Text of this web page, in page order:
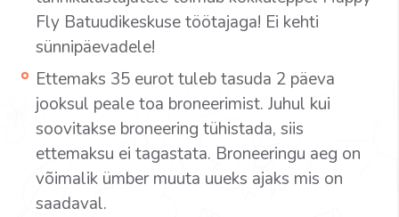
Fly Batuudikeskuse töötajaga! Ei kehti
sünnipäevadele!
Ettemaks 35 eurot tuleb tasuda 2 päeva
jooksul peale toa broneerimist. Juhul kui
soovitakse broneering tühistada, siis
ettemaksu ei tagastata. Broneeringu aeg on
võimalik ümber muuta uueks ajaks mis on
saadaval.